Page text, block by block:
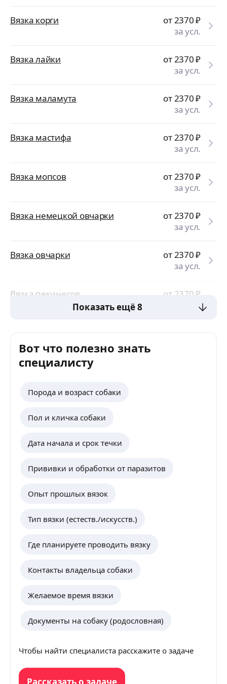
Вязка корги от 2370₽
за усл.
Вязка лайки от 2370₽
за усл.
Вязка маламута от 2370₽
за усл.
Вязка мастифа от 2370₽
за усл.
Вязка мопсов от 2370₽
за усл.
Вязка немецкой овчарки от 2370₽
за усл.
Вязка овчарки от 2370₽
за усл.
Вязка пекинесов от 2370₽
за усл.
Показать ещё 8
Вот что полезно знать
специалисту
Порода и возраст собаки
Пол и кличка собаки
Дата начала и срок течки
Прививки и обработки от паразитов
Опыт прошлых вязок
Тип вязки (естеств./искусств.)
Где планируете проводить вязку
Контакты владельца собаки
Желаемое время вязки
Документы на собаку (родословная)
Чтобы найти специалиста расскажите о задаче